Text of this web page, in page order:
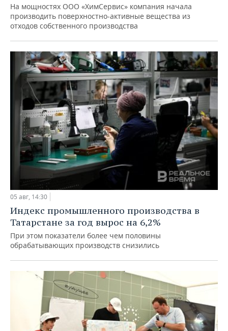
На мощностях ООО «ХимСервис» компания начала
производить поверхностно-активные вещества из
отходов собственного производства
05 авг, 14:30
Индекс промышленного производства в
Татарстане за год вырос на 6,2%
При этом показатели более чем половины
обрабатывающих производств снизились